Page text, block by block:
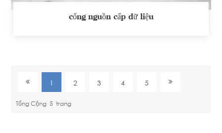
cổng nguồn cấp dữ liệu
1 2 3 4 5
Tổng Cộng 5 Trang